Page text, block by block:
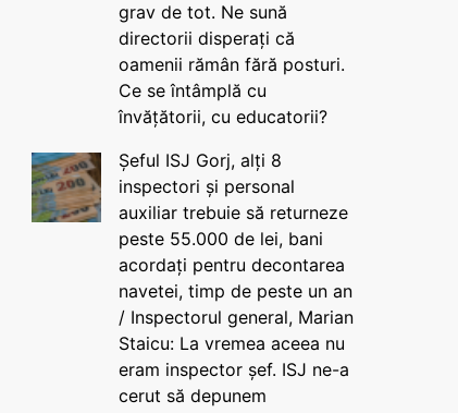
grav de tot. Ne sună
directorii disperați că
oamenii rămân fără posturi.
Ce se întâmplă cu
învățătorii, cu educatorii?
Șeful ISJ Gorj, alți 8
inspectori și personal
auxiliar trebuie să returneze
peste 55.000 de lei, bani
acordați pentru decontarea
navetei, timp de peste un an
/ Inspectorul general, Marian
Staicu: La vremea aceea nu
eram inspector șef. ISJ ne-a
cerut să depunem